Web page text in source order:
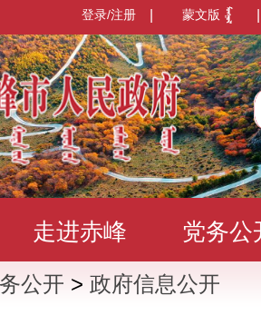
蒙文版
登录/注册
走进赤峰 党务公
政民互动 数据发
公开 > 政府信息公开